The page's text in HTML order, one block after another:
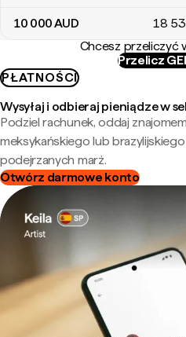
10 000AUD 18
Chcesz przeliczyć
Przelicz
PŁATNOŚCI
Wysyłaj i odbieraj pieniądze w
Podziel rachunek, oddaj
meksykańskiego lub
podejrzanych marż.
Otwórz darmowe konto